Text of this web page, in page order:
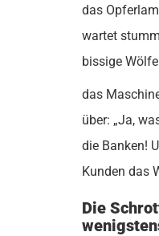
das
wartet
bissige
das
über: „Ja,
die Banken!
Kunden das
Die